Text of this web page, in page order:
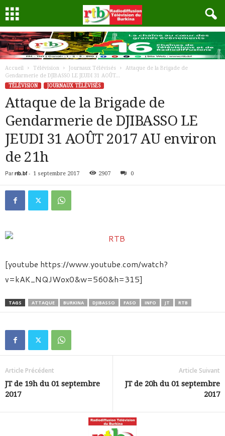
Accueil Télévision Journaux Télévisés
Attaque de la Brigade de
Gendarmerie de DJIBASSO LE JEUDI 31 AOÛT...
TÉLÉVISION
JOURNAUX TÉLÉVISÉS
Attaque de la Brigade de
Gendarmerie de DJIBASSO LE
JEUDI 31 AOÛT 2017 AU environ
de 21h
Par rtb.bf- 1 septembre 2017 2907 0
[youtube https://www.youtube.com/watch?
v=kAK_NQJWox0&w=560&h=315]
TAGS ATTAQUE BURKINA DJIBASSO FASO INFO JT RTB
Article Précédent
JT de 19h du 01 septembre
2017
Article Suivant
JT de 20h du 01 septembre
2017